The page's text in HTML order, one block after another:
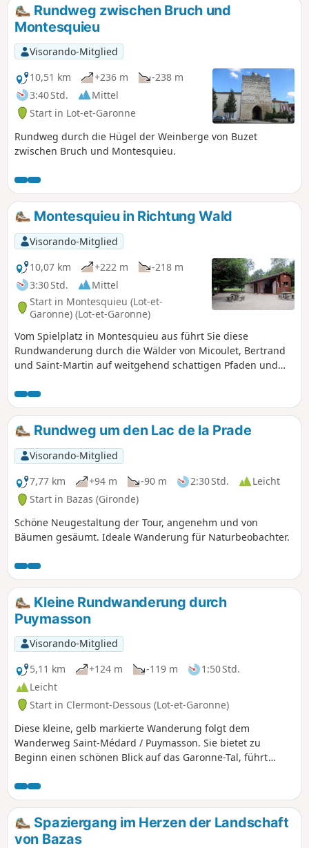
Rundweg zwischen Bruch und
Montesquieu
Visorando-Mitglied
10,51 km
+236 m
-238 m
3:40 Std.
Mittel
Start in Lot-et-Garonne
Rundweg durch die Hügel der Weinberge von Buzet
zwischen Bruch und Montesquieu.
Montesquieu in Richtung Wald
Visorando-Mitglied
10,07 km
+222 m
-218 m
3:30 Std.
Mittel
Start in Montesquieu (Lot-et-
Garonne) (Lot-et-Garonne)
Vom Spielplatz in Montesquieu aus führt Sie diese
Rundwanderung durch die Wälder von Micoulet, Bertrand
und Saint-Martin auf weitgehend schattigen Pfaden und
Rundwanderung ist auch bei heißem Wetter gut zu
bewältigen.
Rundweg um den Lac de la Prade
Visorando-Mitglied
7,77 km
+94 m -90 m 2:30 Std.
Leicht
Start in Bazas (Gironde)
Schöne Neugestaltung der Tour, angenehm und von
Bäumen gesäumt. Ideale Wanderung für Naturbeobachter.
Kleine Rundwanderung durch
Puymasson
Visorando-Mitglied
5,11 km
+124 m -119 m
1:50 Std.
Leicht
Start in Clermont-Dessous (Lot-et-Garonne)
Diese kleine, gelb markierte Wanderung folgt dem
Wanderweg Saint-Médard / Puymasson. Sie bietet zu
Beginn einen schönen Blick auf das Garonne-Tal, führt
Sehenswürdigkeit (Gedenkstätte nach einem
Flugzeugabsturz) und über sehr ruhige Wege. Auch mit
kleinen Kindern gut zu bewältigen.
Spaziergang im Herzen der Landschaft
von Bazas